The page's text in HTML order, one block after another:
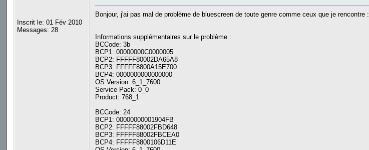
Inscrit le: 01 Fév 2010
Messages: 28
Bonjour, j'ai pas mal de problème de bluescreen de toute genre comme ceux que je rencontre :
Informations supplémentaires sur le problème :
BCCode: 3b
BCP1: 00000000C0000005
BCP2: FFFFF80002DA65A8
BCP3: FFFFF8800A15E700
BCP4: 0000000000000000
OS Version: 6_1_7600
Service Pack: 0_0
Product: 768_1
BCCode: 24
BCP1: 00000000001904FB
BCP2: FFFFF88002FBD648
BCP3: FFFFF88002FBCEA0
BCP4: FFFFF8800106D11E